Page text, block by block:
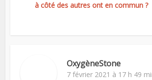
à côté des autres ont en commun ?
OxygèneStone
7 février 2021 à 17 h 49